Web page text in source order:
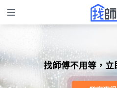
找師傅不用等，